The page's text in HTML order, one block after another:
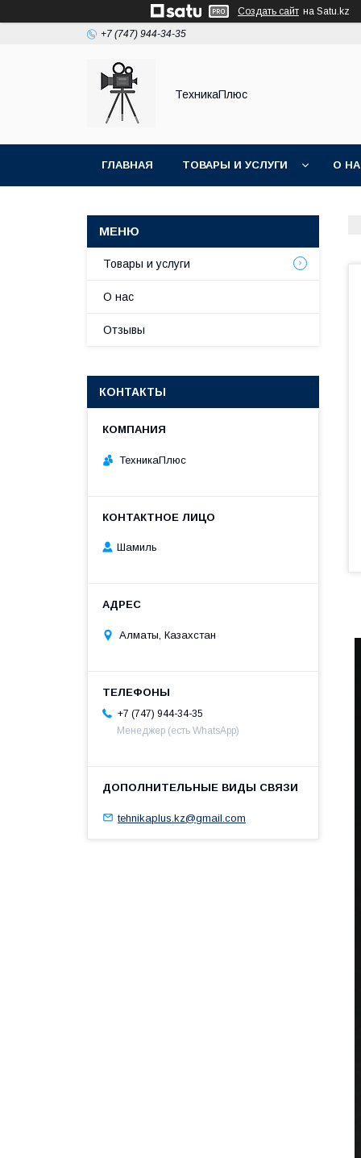
Создать сайт на Satu.kz
+7 (747) 944-34-35
ТехникаПлюс
ГЛАВНАЯ ТОВАРЫ И УСЛУГИ О
Товары и услуги
О нас
Отзывы
КОНТАКТЫ
ТехникаПлюс
Шамиль
Алматы, Казахстан
+7 (747) 944-34-35
Менеджер (есть WhatsApp)
tehnikaplus.kz@gmail.com